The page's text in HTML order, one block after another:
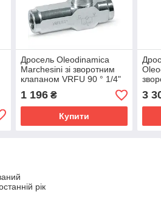
Дросель Oleodinamica
Marchesini зі зворотним
клапаном VRFU 90 ° 1/4"
1 196₴
Купити
1"
3
рік